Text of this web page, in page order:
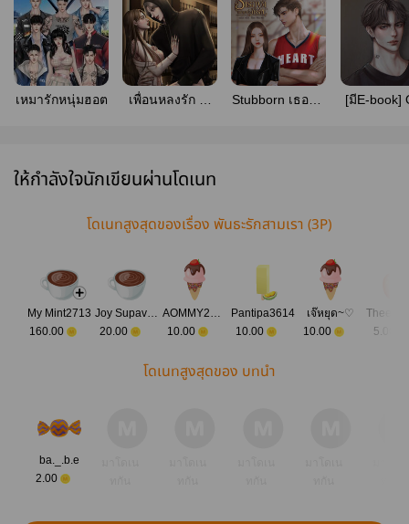
เหมารักหนุ่มฮอต
เพื่อนหลงรัก 🔥
Stubborn เธอขา
[มีE-book]
ให้กำลังใจนักเขียนผ่านโดเนท
โดเนทสูงสุดของเรื่อง พันธะรักสามเรา (3P)
My Mint2713
160.00
Joy Supavetch
20.00
AOMMY2812
10.00
Pantipa3614
10.00
เจ๊หยุด~♡
10.00
5.00
โดเนทสูงสุดของ บทนำ
ba._.b.e
2.00